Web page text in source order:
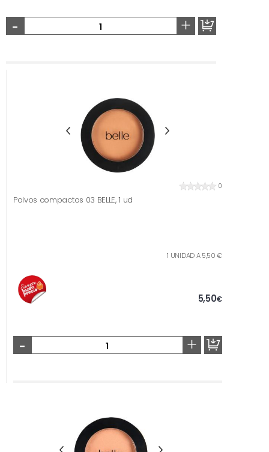
- +
0
Polvos compactos 03 BELLE, 1 ud
1 UNIDAD A 5,50 €
5,50€
- +